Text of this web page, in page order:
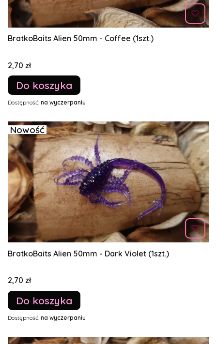
BratkoBaits Alien 50mm - Coffee (1szt.)
Cena
2,70 zł
Do koszyka
Dostępność: na wyczerpaniu
Nowość
BratkoBaits Alien 50mm - Dark Violet (1szt.)
Cena
2,70 zł
Do koszyka
Dostępność: na wyczerpaniu